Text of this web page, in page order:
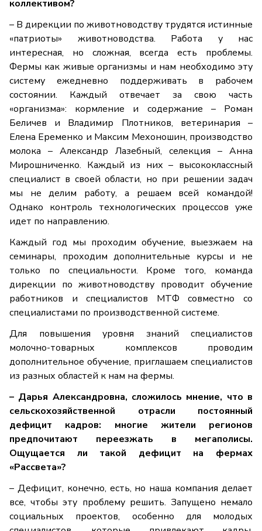
коллективом?
– В дирекции по животноводству трудятся истинные
«патриоты» животноводства. Работа у нас
интересная, но сложная, всегда есть проблемы.
Фермы как живые организмы и нам необходимо эту
систему ежедневно поддерживать в рабочем
состоянии. Каждый отвечает за свою часть
«организма»: кормление и содержание – Роман
Беличев и Владимир Плотников, ветеринария –
Елена Еременко и Максим Мехоношин, производство
молока – Александр Лазебный, селекция – Анна
Мирошниченко. Каждый из них – высококлассный
специалист в своей области, но при решении задач
мы не делим работу, а решаем всей командой!
Однако контроль технологических процессов уже
идет по направлению.
Каждый год мы проходим обучение, выезжаем на
семинары, проходим дополнительные курсы и не
только по специальности. Кроме того, команда
дирекции по животноводству проводит обучение
работников и специалистов МТФ совместно со
специалистами по производственной системе.
Для повышения уровня знаний специалистов
молочно-товарных комплексов проводим
дополнительное обучение, приглашаем специалистов
из разных областей к нам на фермы.
– Дарья Александровна, сложилось мнение, что в
сельскохозяйственной отрасли постоянный
дефицит кадров: многие жители регионов
предпочитают переезжать в мегаполисы.
Ощущается ли такой дефицит на фермах
«Рассвета»?
– Дефицит, конечно, есть, но наша компания делает
все, чтобы эту проблему решить. Запущено немало
социальных проектов, особенно для молодых